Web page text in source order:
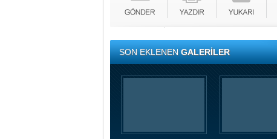
SON EKLENENGALERİLER